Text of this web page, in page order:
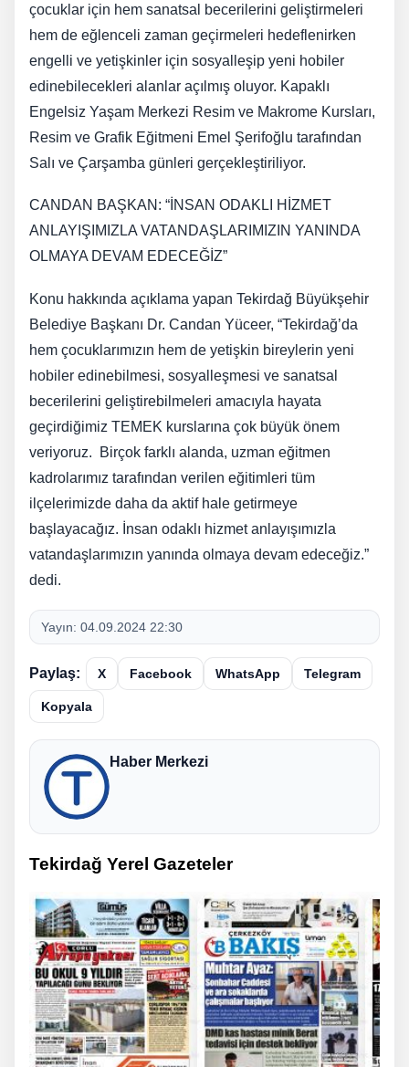
çocuklar için hem sanatsal becerilerini geliştirmeleri
hem de eğlenceli zaman geçirmeleri hedeflenirken
engelli ve yetişkinler için sosyalleşip yeni hobiler
edinebilecekleri alanlar açılmış oluyor. Kapaklı
Engelsiz Yaşam Merkezi Resim ve Makrome Kursları,
Resim ve Grafik Eğitmeni Emel Şerifoğlu tarafından
Salı ve Çarşamba günleri gerçekleştiriliyor.
CANDAN BAŞKAN: “İNSAN ODAKLI HİZMET
ANLAYIŞIMIZLA VATANDAŞLARIMIZIN YANINDA
OLMAYA DEVAM EDECEĞİZ”
Konu hakkında açıklama yapan Tekirdağ Büyükşehir
Belediye Başkanı Dr. Candan Yüceer, “Tekirdağ’da
hem çocuklarımızın hem de yetişkin bireylerin yeni
hobiler edinebilmesi, sosyalleşmesi ve sanatsal
becerilerini geliştirebilmeleri amacıyla hayata
geçirdiğimiz TEMEK kurslarına çok büyük önem
veriyoruz. Birçok farklı alanda, uzman eğitmen
kadrolarımız tarafından verilen eğitimleri tüm
ilçelerimizde daha da aktif hale getirmeye
başlayacağız. İnsan odaklı hizmet anlayışımızla
vatandaşlarımızın yanında olmaya devam edeceğiz.”
dedi.
Yayın: 04.09.2024 22:30
Paylaş: X Facebook WhatsApp Telegram
Kopyala
Haber Merkezi
Tekirdağ Yerel Gazeteler